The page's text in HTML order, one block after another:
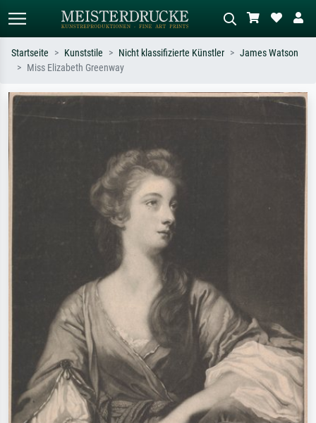
Suchen Sie nach Künstlern, Werktiteln
oder Stilen – z.B. Monet,
Beschreiben Sie die Szene – z.B. Grüne
Startseite Kunststile Nicht klassifizierte Künstler
James Watson
Miss Elizabeth Greenway